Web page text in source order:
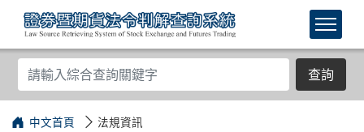
查詢
中文首頁 法規資訊